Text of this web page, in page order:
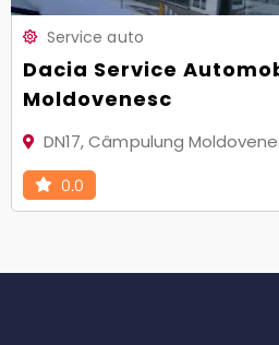
Service auto
Dacia Service
Moldovenesc
DN17, Câmpulung
0.0